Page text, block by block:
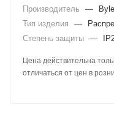
Производитель —
Тип изделия
—
Степень защиты —
Цена действительна
отличаться от цен в